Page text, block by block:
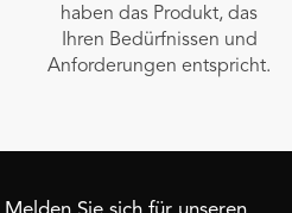
haben das Produkt, das
Ihren Bedürfnissen und
Anforderungen entspricht.